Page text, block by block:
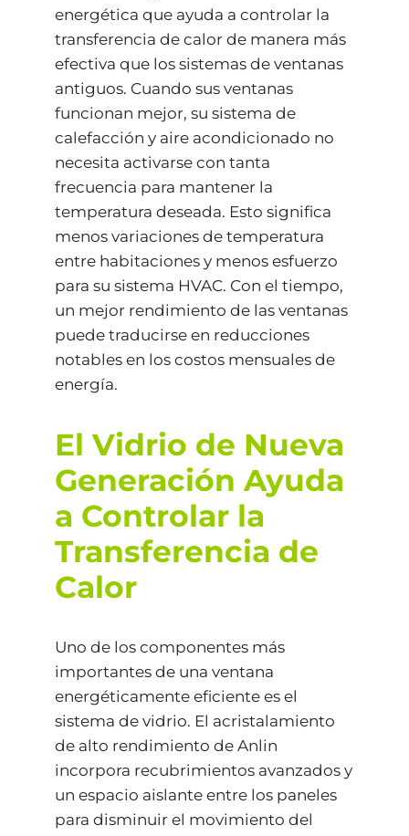
energética que ayuda a controlar la
transferencia de calor de manera más
efectiva que los sistemas de ventanas
antiguos. Cuando sus ventanas
funcionan mejor, su sistema de
calefacción y aire acondicionado no
necesita activarse con tanta
frecuencia para mantener la
temperatura deseada. Esto significa
menos variaciones de temperatura
entre habitaciones y menos esfuerzo
para su sistema HVAC. Con el tiempo,
un mejor rendimiento de las ventanas
puede traducirse en reducciones
notables en los costos mensuales de
energía.
El Vidrio de Nueva
Generación Ayuda
a Controlar la
Transferencia de
Calor
Uno de los componentes más
importantes de una ventana
energéticamente eficiente es el
sistema de vidrio. El acristalamiento
de alto rendimiento de Anlin
incorpora recubrimientos avanzados y
un espacio aislante entre los paneles
para disminuir el movimiento del